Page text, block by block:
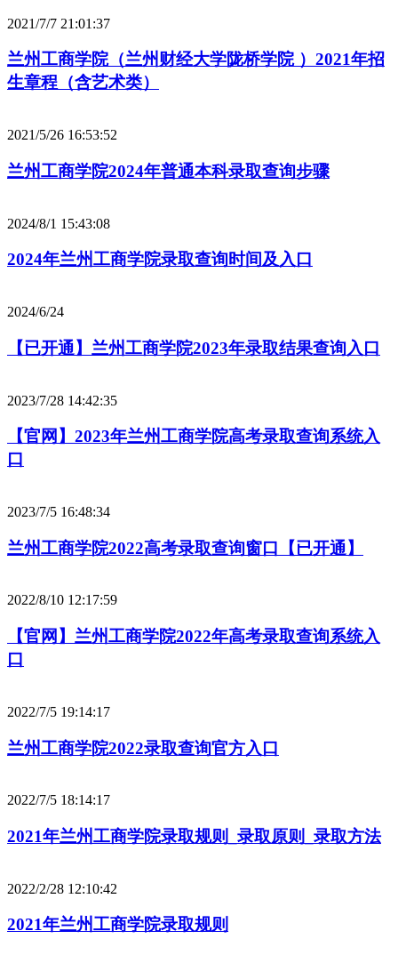
2021/7/7 21:01:37
兰州工商学院（兰州财经大学陇桥学院 ）2021年招
生章程（含艺术类）
2021/5/26 16:53:52
兰州工商学院2024年普通本科录取查询步骤
2024/8/1 15:43:08
2024年兰州工商学院录取查询时间及入口
2024/6/24
【已开通】兰州工商学院2023年录取结果查询入口
2023/7/28 14:42:35
【官网】2023年兰州工商学院高考录取查询系统入
口
2023/7/5 16:48:34
兰州工商学院2022高考录取查询窗口【已开通】
2022/8/10 12:17:59
【官网】兰州工商学院2022年高考录取查询系统入
口
2022/7/5 19:14:17
兰州工商学院2022录取查询官方入口
2022/7/5 18:14:17
2021年兰州工商学院录取规则_录取原则_录取方法
2022/2/28 12:10:42
2021年兰州工商学院录取规则